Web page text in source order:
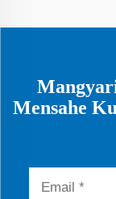
Mensahe